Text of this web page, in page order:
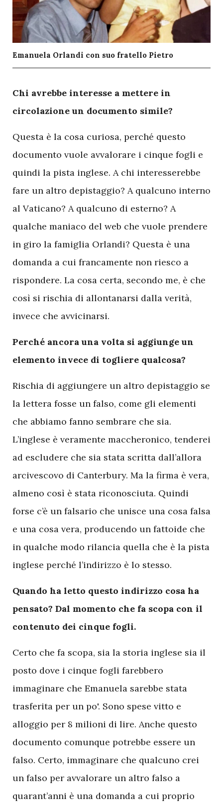
Emanuela Orlandi con suo fratello Pietro
Chi avrebbe interesse a mettere in
circolazione un documento simile?
Questa è la cosa curiosa, perché questo
documento vuole avvalorare i cinque fogli e
quindi la pista inglese. A chi interesserebbe
fare un altro depistaggio? A qualcuno interno
al Vaticano? A qualcuno di esterno? A
qualche maniaco del web che vuole prendere
in giro la famiglia Orlandi? Questa è una
domanda a cui francamente non riesco a
rispondere. La cosa certa, secondo me, è che
così si rischia di allontanarsi dalla verità,
invece che avvicinarsi.
Perché ancora una volta si aggiunge un
elemento invece di togliere qualcosa?
Rischia di aggiungere un altro depistaggio se
la lettera fosse un falso, come gli elementi
che abbiamo fanno sembrare che sia.
L’inglese è veramente maccheronico, tenderei
ad escludere che sia stata scritta dall’allora
arcivescovo di Canterbury. Ma la firma è vera,
almeno così è stata riconosciuta. Quindi
forse c’è un falsario che unisce una cosa falsa
e una cosa vera, producendo un fattoide che
in qualche modo rilancia quella che è la pista
inglese perché l’indirizzo è lo stesso.
Quando ha letto questo indirizzo cosa ha
pensato? Dal momento che fa scopa con il
contenuto dei cinque fogli.
Certo che fa scopa, sia la storia inglese sia il
posto dove i cinque fogli farebbero
immaginare che Emanuela sarebbe stata
trasferita per un po'. Sono spese vitto e
alloggio per 8 milioni di lire. Anche questo
documento comunque potrebbe essere un
falso. Certo, immaginare che qualcuno crei
un falso per avvalorare un altro falso a
quarant’anni è una domanda a cui proprio